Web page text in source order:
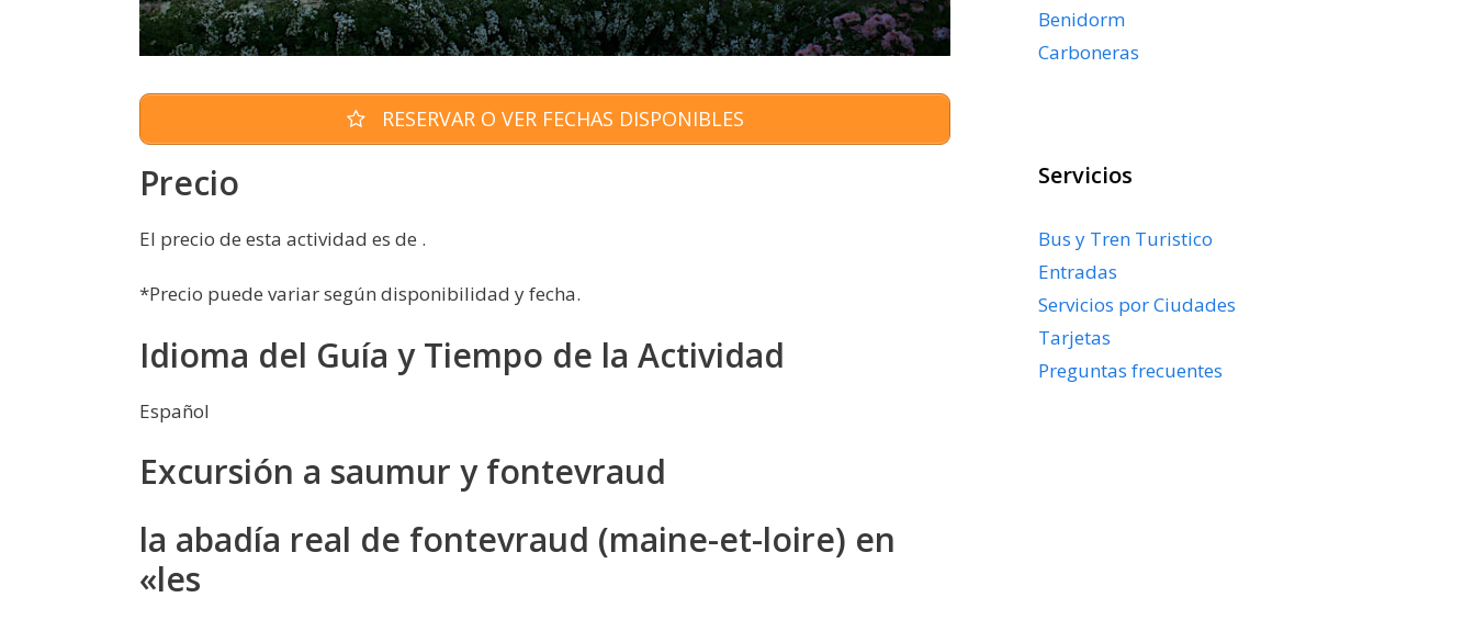
RESERVAR O VER FECHAS DISPONIBLES
Precio
El precio de esta actividad es de .
*Precio puede variar según disponibilidad y fecha.
Idioma del Guía y Tiempo de la Actividad
Español
Excursión a saumur y fontevraud
la abadía real de fontevraud (maine-et-loire) en
«les
Benidorm
Carboneras
Servicios
Bus y Tren Turistico
Entradas
Servicios por Ciudades
Tarjetas
Preguntas frecuentes